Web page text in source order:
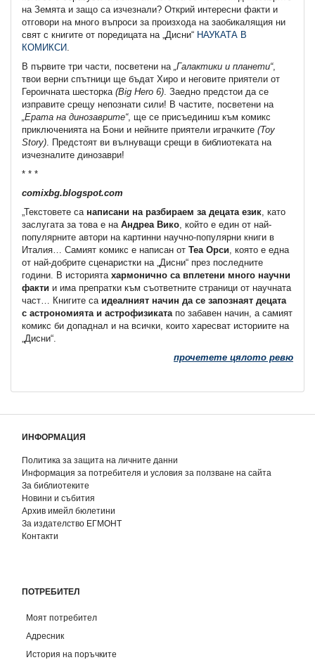
на Земята и защо са изчезнали? Открий интересни факти и
отговори на много въпроси за произхода на заобикалящия ни
свят с книгите от поредицата на „Дисни“ НАУКАТА В
КОМИКСИ.
В първите три части, посветени на „Галактики и планети“,
твои верни спътници ще бъдат Хиро и неговите приятели от
Героичната шесторка (Big Hero 6). Заедно предстои да се
изправите срещу непознати сили! В частите, посветени на
„Ерата на динозаврите“, ще се присъединиш към комикс
приключенията на Бони и нейните приятели играчките (Toy
Story). Предстоят ви вълнуващи срещи в библиотеката на
изчезналите динозаври!
* * *
comixbg.blogspot.com
„Текстовете са написани на разбираем за децата език, като
заслугата за това е на Андреа Вико, който е един от най-
популярните автори на картинни научно-популярни книги в
Италия… Самият комикс е написан от Теа Орси, която е една
от най-добрите сценаристки на „Дисни“ през последните
години. В историята хармонично са вплетени много научни
факти и има препратки към съответните страници от научната
част… Книгите са идеалният начин да се запознаят децата
с астрономията и астрофизикатапо забавен начин, а самият
комикс би допаднал и на всички, които харесват историите на
„Дисни“.
прочетете цялото ревю
ИНФОРМАЦИЯ
Политика за защита на личните данни
Информация за потребителя и условия за ползване на сайта
За библиотеките
Новини и събития
Архив имейл бюлетини
За издателство ЕГМОНТ
Контакти
ПОТРЕБИТЕЛ
Моят потребител
Адресник
История на поръчките